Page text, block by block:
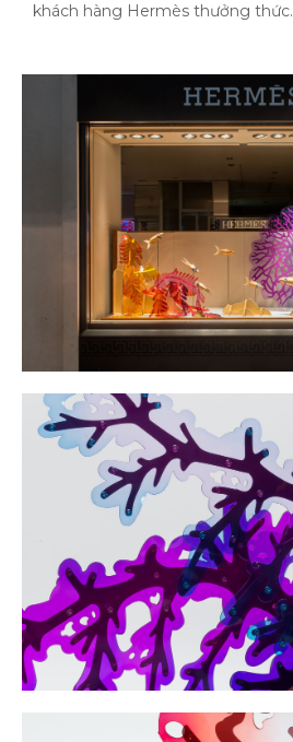
khách hàng Hermès thưởng thức.